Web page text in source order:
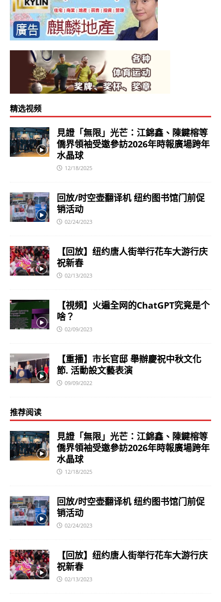
精选视频
見證「無限」光芒：江錦鑫、陳鍵榕等
僑界領袖受邀參訪2026年時報廣場跨年
水晶球
12/18/2025
回放/时空壶翻译机 纽约图书馆门前促
销活动
02/24/2023
【回放】纽约唐人街举行花车大游行庆
祝新春
02/13/2023
【視頻】火遍全网的ChatGPT究竟是个
啥？
02/09/2023
【重播】市长官邸 舉辦慶祝中秋文化
節. 活動設文藝表演
09/09/2022
推荐阅读
見證「無限」光芒：江錦鑫、陳鍵榕等
僑界領袖受邀參訪2026年時報廣場跨年
水晶球
12/18/2025
回放/时空壶翻译机 纽约图书馆门前促
销活动
02/24/2023
【回放】纽约唐人街举行花车大游行庆
祝新春
02/13/2023